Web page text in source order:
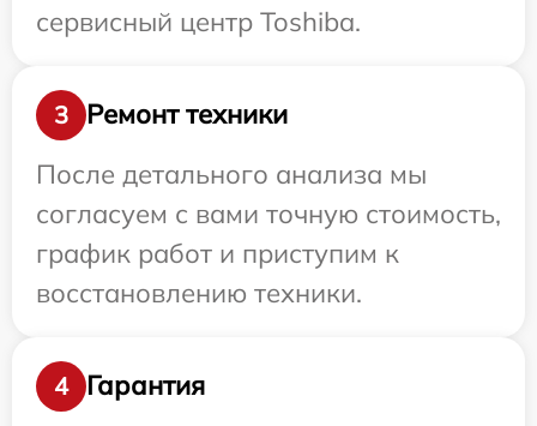
сервисный центр Toshiba.
3
Ремонт техники
После детального анализа мы
согласуем с вами точную стоимость,
график работ и приступим к
восстановлению техники.
4
Гарантия